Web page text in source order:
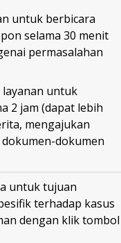
untuk berbicara
selama 30 menit
permasalahan
layanan untuk
2 jam (dapat lebih
mengajukan
dokumen
untuk tujuan
terhadap kasus
dengan klik tombol